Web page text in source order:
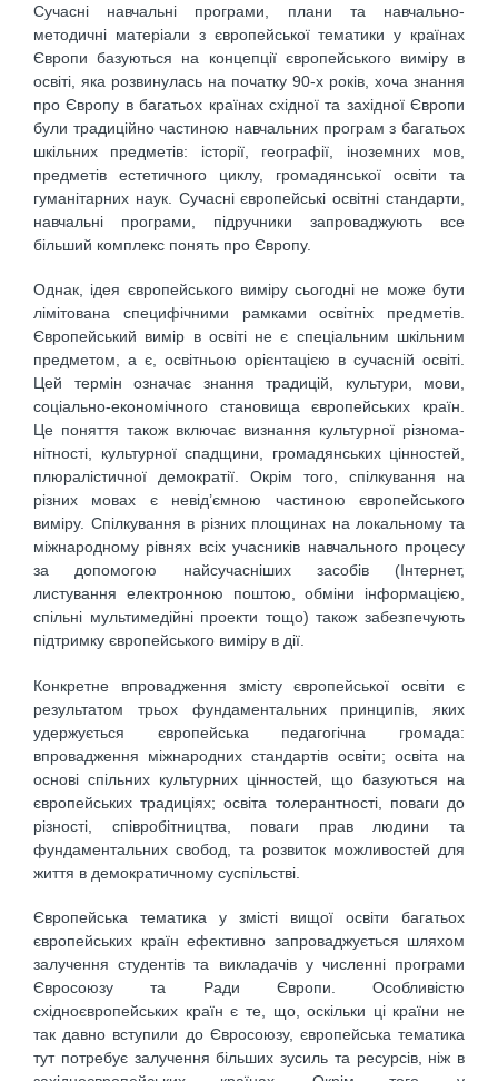
Сучасні навчальні програми, плани та навчально-
методичні матеріали з європейської темати­ки у країнах
Європи базуються на концепції європейського виміру в
освіті, яка розвинулась на початку 90-х років, хоча знання
про Європу в багатьох країнах східної та західної Європи
були традиційно час­тиною навчальних програм з багатьох
шкільних предметів: історії, географії, іноземних мов,
предметів естетичного циклу, громадянської освіти та
гуманітарних наук. Сучасні європейські освітні стандарти,
навчальні програми, підручники запроваджують все
більший комплекс понять про Європу.
Однак, ідея європейського виміру сьогодні не може бути
лімітована специфічними рамками освітніх предметів.
Європейський вимір в освіті не є спеціальним шкільним
предметом, а є, освітньою орієнтацією в сучасній освіті.
Цей термін означає знання традицій, культури, мови,
соціально-економічного становища європейських країн.
Це поняття також включає визнання культурної різнома­
нітності, культурної спадщини, громадянських цінностей,
плюралістичної демократії. Окрім того, спіл­кування на
різних мовах є невід’ємною частиною європейського
виміру. Спілкування в різних площинах на локальному та
міжнародному рівнях всіх учасників навчального процесу
за допомогою найсучасніших засобів (Інтернет,
листування електронною поштою, обміни інформацією,
спільні муль­тимедійні проекти тощо) також забезпечують
підтримку європейського виміру в дії.
Конкретне впровадження змісту європейської освіти є
результатом трьох фундаментальних принципів, яких
удержується європейська педагогічна громада:
впровадження міжнародних стандартів освіти; освіта на
основі спільних культурних цінностей, що базуються на
європейських традиціях; осві­та толерантності, поваги до
різності, співробітництва, поваги прав людини та
фундаментальних сво­бод, та розвиток можливостей для
життя в демократичному суспільстві.
Європейська тематика у змісті вищої освіти багатьох
європейських країн ефективно запроваджу­ється шляхом
залучення студентів та викладачів у численні програми
Євросоюзу та Ради Європи. Особ­ливістю
східноєвропейських країн є те, що, оскільки ці країни не
так давно вступили до Євросоюзу, європейська тематика
тут потребує залучення більших зусиль та ресурсів, ніж в